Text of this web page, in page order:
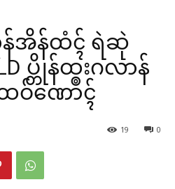
န်အိန်ထံၚ် ရဲဆုဲ
ပ္တိုန်ထ္ၜးဂလာန်
ဝ်ဏောၚ်
0
19